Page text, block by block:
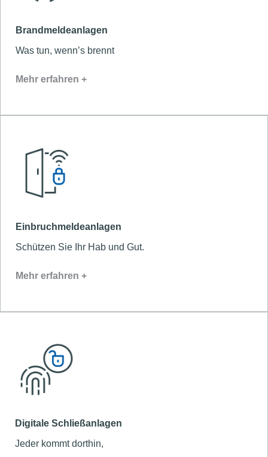
Brandmeldeanlagen
Was tun, wenn’s brennt
Mehr erfahren +
Einbruchmeldeanlagen
Schützen Sie Ihr Hab und Gut.
Mehr erfahren +
Digitale Schließanlagen
Jeder kommt dorthin,